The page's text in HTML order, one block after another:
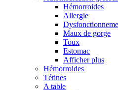
Hémorroides
Allergie
Maux de gorge
Toux
Estomac
Afficher plus
Hémorroides
Tétines
A table